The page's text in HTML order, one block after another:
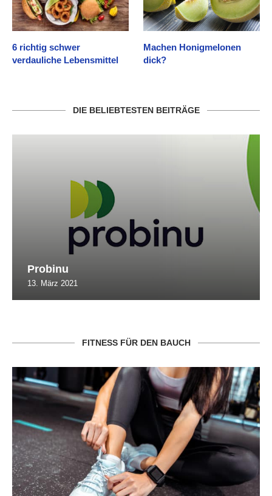
6 richtig schwer
verdauliche Lebensmittel
Machen Honigmelonen
dick?
DIE BELIEBTESTEN BEITRÄGE
Probinu
13. März 2021
FITNESS FÜR DEN BAUCH